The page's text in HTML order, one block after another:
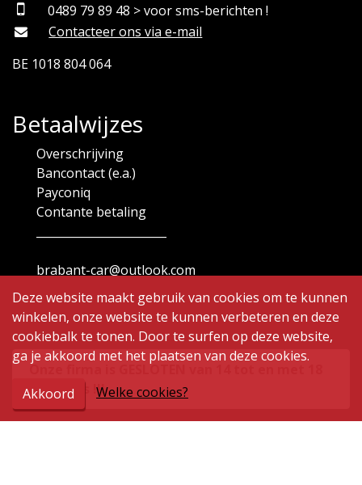
0489 79 89 48 > voor sms-berichten !
Contacteer ons via e-mail
BE 1018 804 064
Betaalwijzes
Overschrijving
Bancontact (e.a.)
Payconiq
Contante betaling
brabant-car@outlook.com
Onze firma is GESLOTEN van 14 tot en met 18
augustus !!!
Deze website maakt gebruik van cookies om te kunnen
winkelen, onze website te kunnen verbeteren en deze
cookiebalk te tonen. Door te surfen op deze website,
ga je akkoord met het plaatsen van deze cookies.
Akkoord Welke cookies?